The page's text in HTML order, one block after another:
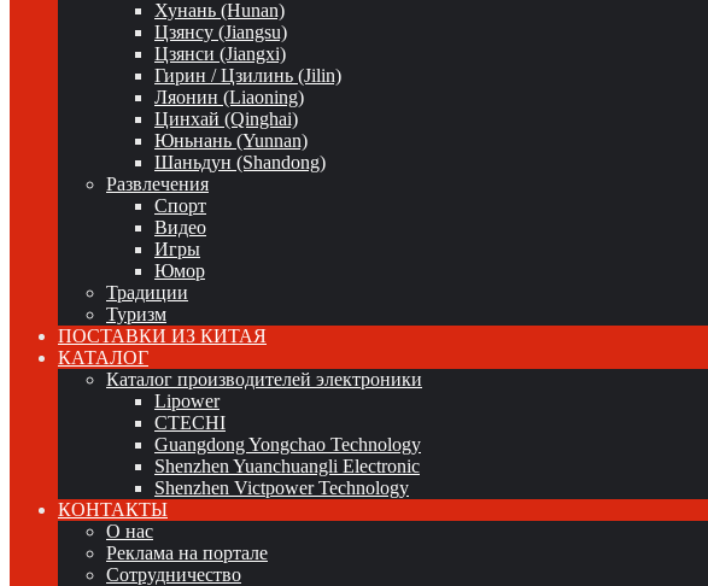
Хунань (Hunan)
Цзянсу (Jiangsu)
Цзянси (Jiangxi)
Гирин / Цзилинь (Jilin)
Ляонин (Liaoning)
Цинхай (Qinghai)
Юньнань (Yunnan)
Шаньдун (Shandong)
Развлечения
Спорт
Видео
Игры
Юмор
Традиции
Туризм
ПОСТАВКИ ИЗ КИТАЯ
КАТАЛОГ
Каталог производителей электроники
Lipower
CTECHI
Guangdong Yongchao Technology
Shenzhen Yuanchuangli Electronic
Shenzhen Victpower Technology
КОНТАКТЫ
О нас
Реклама на портале
Сотрудничество